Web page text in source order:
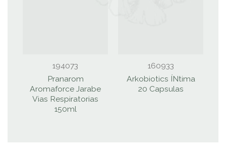
194073
Pranarom
Aromaforce Jarabe
Vias Respiratorias
150ml
160933
Arkobiotics ÍNtima
20 Capsulas